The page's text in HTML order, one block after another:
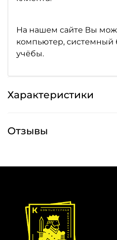
На нашем сайте Вы
компьютер, системный
учёбы.
Характеристики
Отзывы